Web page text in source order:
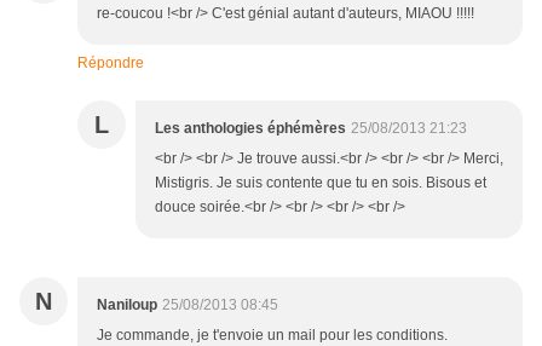
re-coucou !<br /> C'est génial autant d'auteurs, MIAOU !!!!!
Répondre
L Les anthologies éphémères 25/08/2013 21:23
<br /> <br /> Je trouve aussi.<br /> <br /> <br /> Merci,
Mistigris. Je suis contente que tu en sois. Bisous et
douce soirée.<br /> <br /> <br /> <br />
N Naniloup 25/08/2013 08:45
Je commande, je t'envoie un mail pour les conditions.